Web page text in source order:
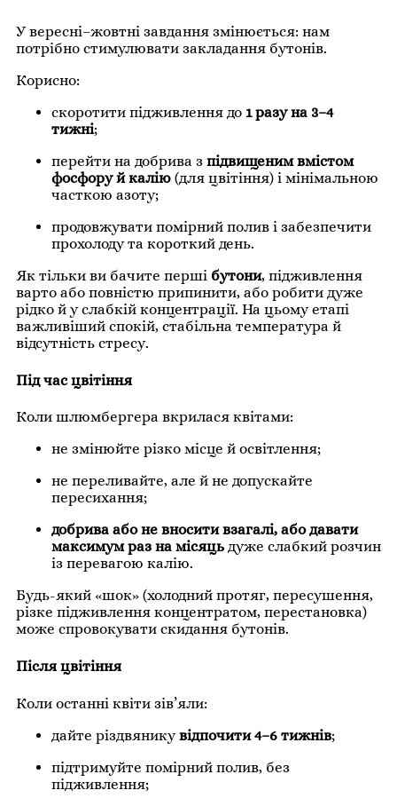
У вересні–жовтні завдання змінюється: нам
потрібно стимулювати закладання бутонів.
Корисно:
скоротити підживлення до 1 разу на 3–4
тижні;
перейти на добрива з підвищеним вмістом
фосфору й калію (для цвітіння) і мінімальною
часткою азоту;
продовжувати помірний полив і забезпечити
прохолоду та короткий день.
Як тільки ви бачите перші бутони, підживлення
варто або повністю припинити, або робити дуже
рідко й у слабкій концентрації. На цьому етапі
важливіший спокій, стабільна температура й
відсутність стресу.
Під час цвітіння
Коли шлюмбергера вкрилася квітами:
не змінюйте різко місце й освітлення;
не переливайте, але й не допускайте
пересихання;
добрива або не вносити взагалі, або давати
максимум раз на місяць дуже слабкий розчин
із перевагою калію.
Будь-який «шок» (холодний протяг, пересушення,
різке підживлення концентратом, перестановка)
може спровокувати скидання бутонів.
Після цвітіння
Коли останні квіти зів’яли:
дайте різдвяникувідпочити 4–6 тижнів;
підтримуйте помірний полив, без
підживлення;